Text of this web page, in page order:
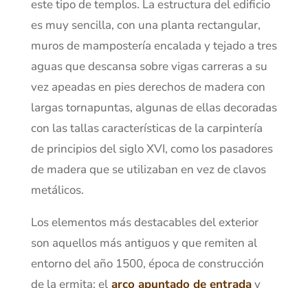
este tipo de templos. La estructura del edificio
es muy sencilla, con una planta rectangular,
muros de mampostería encalada y tejado a tres
aguas que descansa sobre vigas carreras a su
vez apeadas en pies derechos de madera con
largas tornapuntas, algunas de ellas decoradas
con las tallas características de la carpintería
de principios del siglo XVI, como los pasadores
de madera que se utilizaban en vez de clavos
metálicos.
Los elementos más destacables del exterior
son aquellos más antiguos y que remiten al
entorno del año 1500, época de construcción
de la ermita: el arco apuntado de entraday